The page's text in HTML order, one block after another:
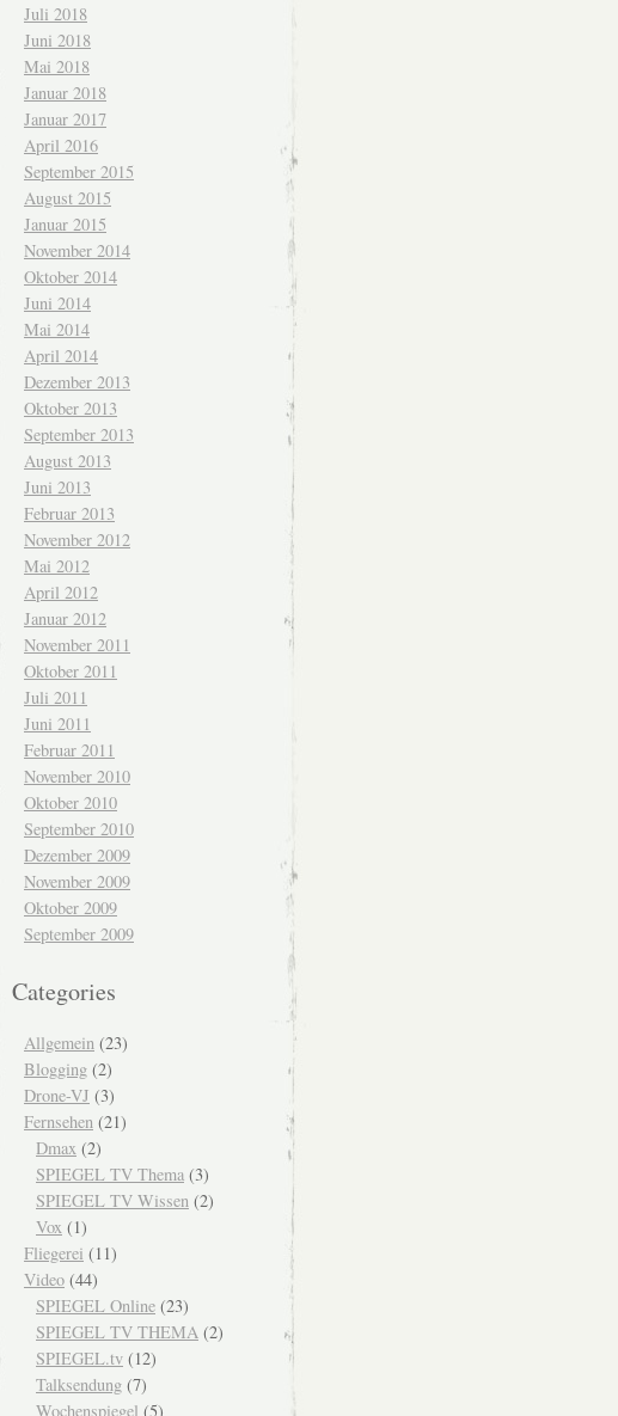
Juli 2018
Juni 2018
Mai 2018
Januar 2018
Januar 2017
April 2016
September 2015
August 2015
Januar 2015
November 2014
Oktober 2014
Juni 2014
Mai 2014
April 2014
Dezember 2013
Oktober 2013
September 2013
August 2013
Juni 2013
Februar 2013
November 2012
Mai 2012
April 2012
Januar 2012
November 2011
Oktober 2011
Juli 2011
Juni 2011
Februar 2011
November 2010
Oktober 2010
September 2010
Dezember 2009
November 2009
Oktober 2009
September 2009
Categories
Allgemein (23)
Blogging (2)
Drone-VJ (3)
Fernsehen (21)
Dmax (2)
SPIEGEL TV Thema (3)
SPIEGEL TV Wissen (2)
Vox (1)
Fliegerei (11)
Video (44)
SPIEGEL Online (23)
SPIEGEL TV THEMA (2)
SPIEGEL.tv (12)
Talksendung (7)
Wochenspiegel (5)